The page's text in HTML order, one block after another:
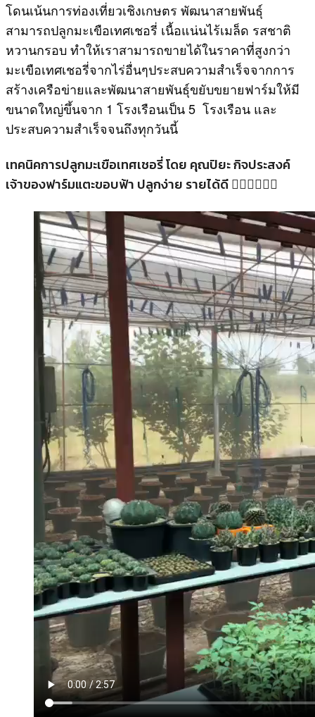
โดนเน้นการท่องเที่ยวเชิงเกษตร พัฒนาสายพันธุ์
สามารถปลูกมะเขือเทศเชอรี่ เนื้อแน่นไร้เมล็ด รสชาติ
หวานกรอบ ทำให้เราสามารถขายได้ในราคาที่สูงกว่า
มะเขือเทศเชอรี่จากไร่อื่นๆประสบความสำเร็จจากการ
สร้างเครือข่ายและพัฒนาสายพันธุ์ขยับขยายฟาร์มให้มี
ขนาดใหญ่ขึ้นจาก 1 โรงเรือนเป็น 5 โรงเรือน และ
ประสบความสำเร็จจนถึงทุกวันนี้
เทคนิคการปลูกมะเขือเทศเชอรี่ โดย คุณปิยะ กิจประสงค์
เจ้าของฟาร์มแตะขอบฟ้า ปลูกง่าย รายได้ดี 👍🏻👍🏻👍🏻